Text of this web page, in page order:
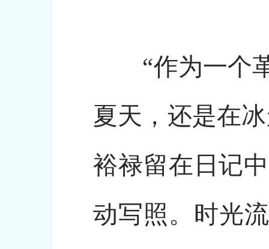
“作为一个革
夏天，还是在
裕禄留在日记
动写照。时光